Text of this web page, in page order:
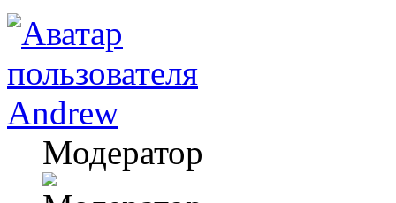
Andrew
Модератор